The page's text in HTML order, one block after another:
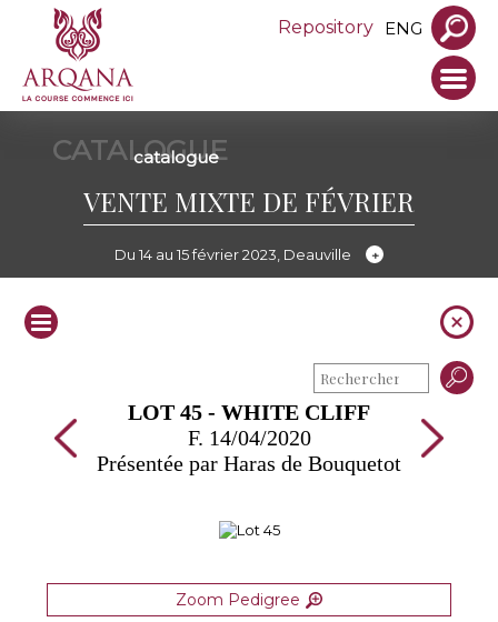
Repository ENG
CATALOGUE
catalogue
VENTE MIXTE DE FÉVRIER
Du 14 au 15 février 2023, Deauville
LOT 45 - WHITE CLIFF
F. 14/04/2020
Présentée par Haras de Bouquetot
Zoom Pedigree